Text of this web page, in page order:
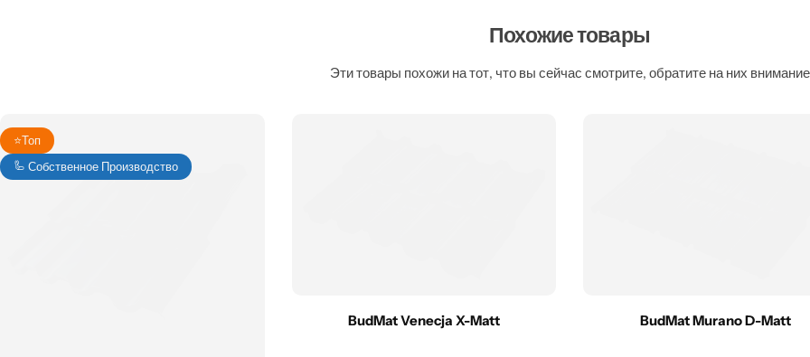
Похожие товары
Эти товары похожи на тот, что вы сейчас смотрите, обратите на них внимание
⭐️Топ
🦾 Собственное Производство
BudMat Venecja X-Matt BudMat Murano D-Matt